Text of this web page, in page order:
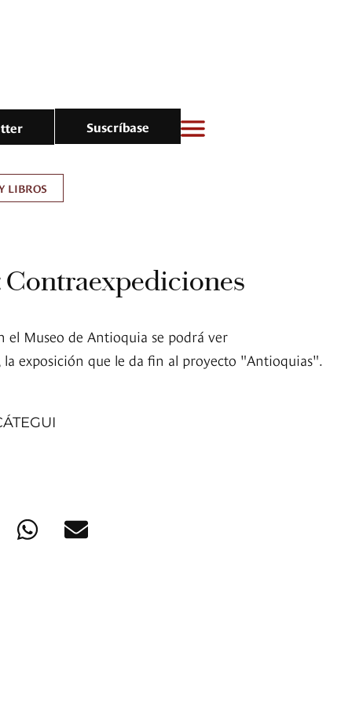
Suscríbase
LIBROS
el Museo de Antioquia se podrá ver
exposición que le da fin al proyecto "Antioquias".